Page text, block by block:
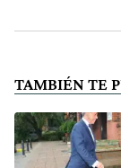
TAMBIÉN TE